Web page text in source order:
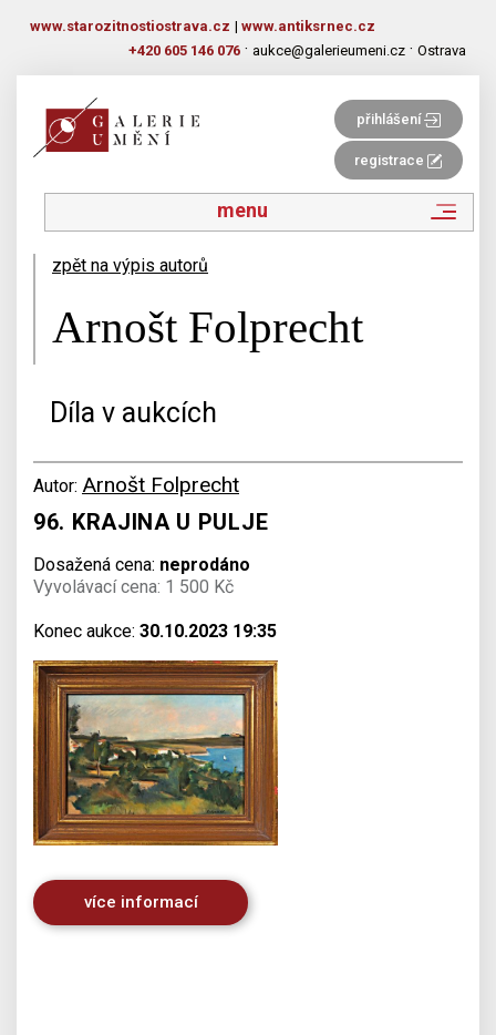
www.starozitnostiostrava.cz | www.antiksrnec.cz
+420 605 146 076 · aukce@galerieumeni.cz · Ostrava
přihlášení
registrace
menu
zpět na výpis autorů
Arnošt Folprecht
Díla v aukcích
Autor: Arnošt Folprecht
96. KRAJINA U PULJE
Dosažená cena: neprodáno
Vyvolávací cena: 1 500 Kč
Konec aukce: 30.10.2023 19:35
více informací